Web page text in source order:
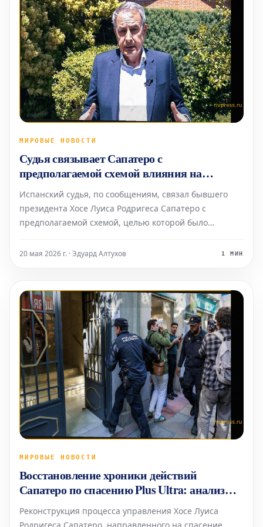
МИРОВЫЕ НОВОСТИ
Судья связывает Сапатеро с
предполагаемой схемой влияния на
правительства Испании и Венесуэлы
Испанский судья, по сообщениям, связал бывшего
президента Хосе Луиса Родригеса Сапатеро с
предполагаемой схемой, целью которой было
Венесуэлы. Утверждается, что бывший глава
20 мая 2026 г. · Эдуард Алтухов 1 МИН
МИРОВЫЕ НОВОСТИ
Восстановление хроники действий
Сапатеро по спасению Plus Ultra: анализ
переписки
Реконструкция процесса управления Хосе Луиса